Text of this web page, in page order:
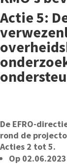
Actie 5:
De EFRO-
rond de
Acties 2 tot 5.
Op